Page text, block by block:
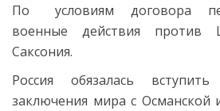
По условиям договора
военные действия
Саксония.
Россия обязалась
заключения мира с Османской